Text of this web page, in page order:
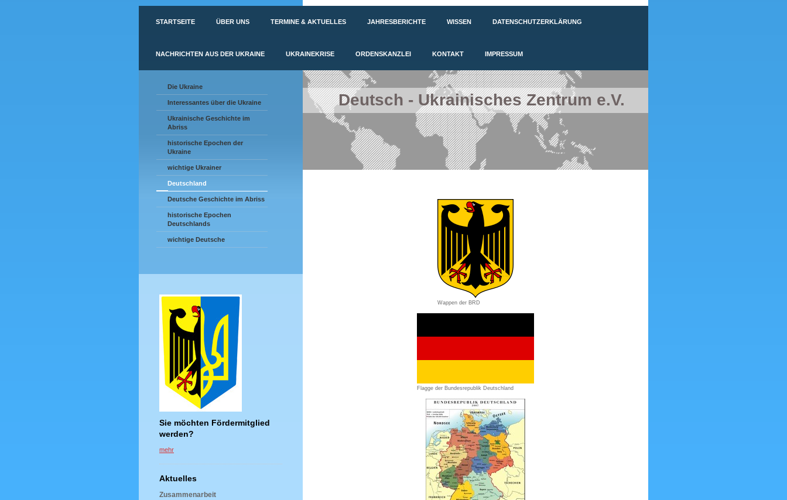
STARTSEITE ÜBER UNS TERMINE & AKTUELLES JAHRESBERICHTE WISSEN DATENSCHUTZERKLÄRUNG
NACHRICHTEN AUS DER UKRAINE UKRAINEKRISE ORDENSKANZLEI KONTAKT IMPRESSUM
Die Ukraine
Interessantes über die Ukraine
Ukrainische Geschichte im
Abriss
historische Epochen der
Ukraine
wichtige Ukrainer
Deutschland
Deutsche Geschichte im Abriss
historische Epochen
Deutschlands
wichtige Deutsche
Sie möchten Fördermitglied
werden?
mehr
Aktuelles
Zusammenarbeit
Deutsch - Ukrainisches Zentrum e.V.
Wappen der BRD
Flagge der Bundesrepublik Deutschland